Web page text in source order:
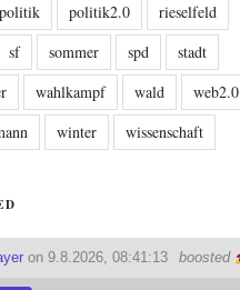
politik politik2.0
rieselfeld
sf sommer spd
stadt
wahlkampf wald
web2.0
winter wissenschaft
boosted
on 9.8.2026, 08:41:13